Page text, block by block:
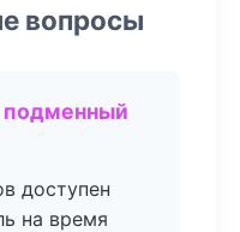
вопросы
подменный
доступен
на время